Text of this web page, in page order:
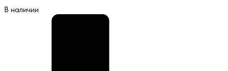
В наличии